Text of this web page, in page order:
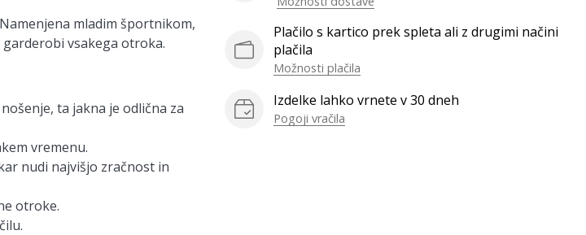
Plačilo s kartico prek spleta ali z drugimi načini
plačila
Možnosti plačila
Izdelke lahko vrnete v 30 dneh
Pogoji vračila
mladim športnikom,
vsakega otroka.
ta jakna je odlična za
vremenu.
nudi najvišjo zračnost in
otroke.